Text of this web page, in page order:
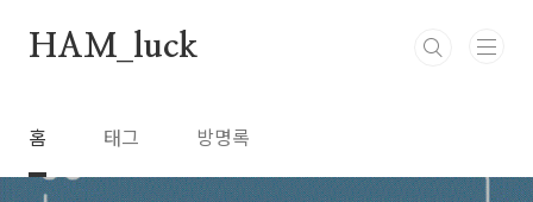
HAM_luck
홈 태그 방명록